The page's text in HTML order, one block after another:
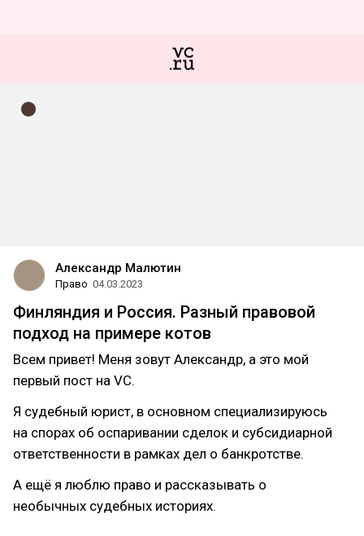
Александр Малютин
Право 04.03.2023
Финляндия и Россия. Разный правовой
подход на примере котов
Всем привет! Меня зовут Александр, а это мой
первый пост на VC.
Я судебный юрист, в основном специализируюсь
на спорах об оспаривании сделок и субсидиарной
ответственности в рамках дел о банкротстве.
А ещё я люблю право и рассказывать о
необычных судебных историях.